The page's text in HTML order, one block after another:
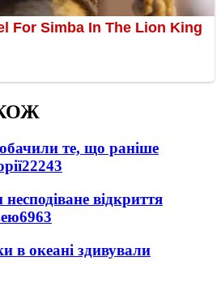
те, що раніше
22243
відкриття
6963
в океані здивували